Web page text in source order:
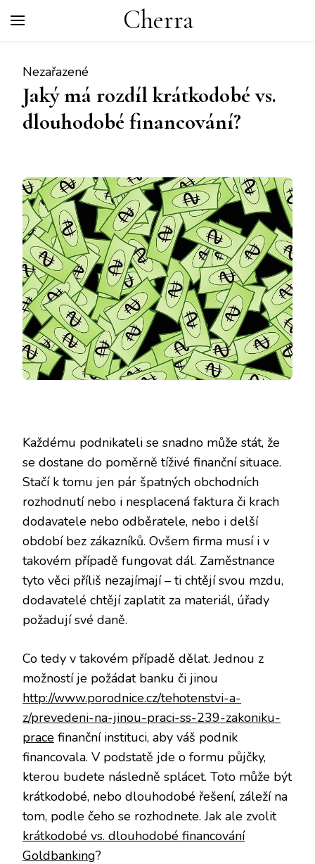
Cherra
Nezařazené
Jaký má rozdíl krátkodobé vs.
dlouhodobé financování?
Každému podnikateli se snadno může stát, že
se dostane do poměrně tíživé finanční situace.
Stačí k tomu jen pár špatných obchodních
rozhodnutí nebo i nesplacená faktura či krach
dodavatele nebo odběratele, nebo i delší
období bez zákazníků. Ovšem firma musí i v
takovém případě fungovat dál. Zaměstnance
tyto věci příliš nezajímají – ti chtějí svou mzdu,
dodavatelé chtějí zaplatit za materiál, úřady
požadují své daně.
Co tedy v takovém případě dělat. Jednou z
možností je požádat banku či jinou
http://www.porodnice.cz/tehotenstvi-a-
z/prevedeni-na-jinou-praci-ss-239-zakoniku-
prace finanční instituci, aby váš podnik
financovala. V podstatě jde o formu půjčky,
kterou budete následně splácet. Toto může být
krátkodobé, nebo dlouhodobé řešení, záleží na
tom, podle čeho se rozhodnete. Jak ale zvolit
krátkodobé vs. dlouhodobé financování
Goldbanking?